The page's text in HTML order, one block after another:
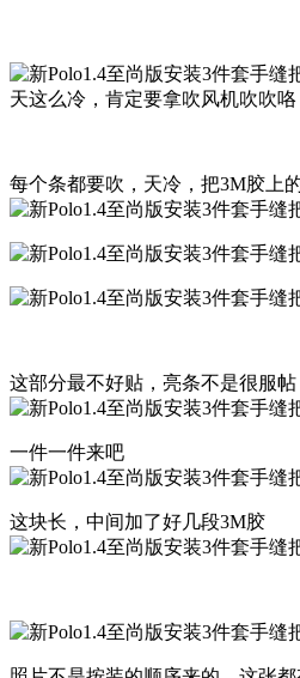
天这么冷，肯定要拿吹风机吹吹咯
每个条都要吹，天冷，把3M胶上
这部分最不好贴，亮条不是很服
一件一件来吧
这块长，中间加了好几段3M胶